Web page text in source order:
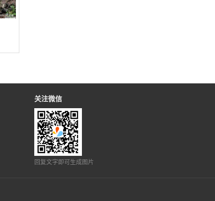
关注微信
回复文字即可生成图片